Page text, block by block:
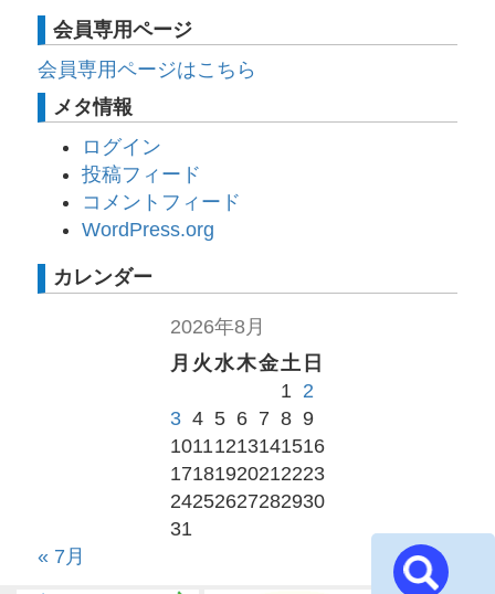
会員専用ページ
会員専用ページはこちら
メタ情報
ログイン
投稿フィード
コメントフィード
WordPress.org
カレンダー
2026年8月
月 火 水木金土 日
1 2
3 4 5 6 7 8 9
10111213141516
17181920212223
24252627282930
31
« 7月